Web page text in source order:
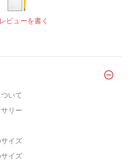
ビューを書く
いて
リー
イズ
イズ